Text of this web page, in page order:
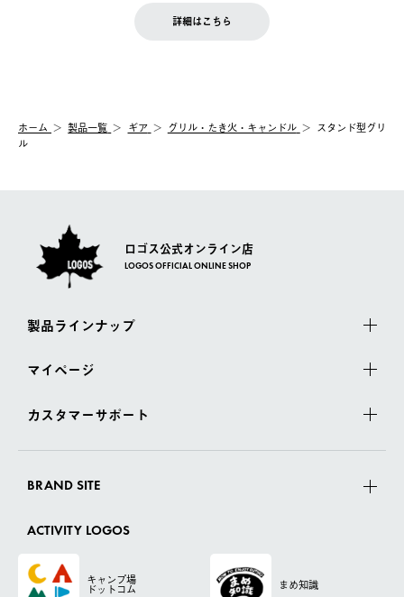
【配送業者】
佐川急便にて配送されます。
お客様都合の返品にかかる送料は、お客様ご負担とさせていただ
一度お手元の商品を返品いただき、ご希望商品を再注文してくだ
LOGOS FAMILY会員の方は、会員マイページ内 購入履歴画面に
詳細はこちら
ホーム 製品一覧 ギア グリル・たき火・キャンドル
スタンド型グリ
ル
ロゴス公式オンライン店
LOGOS OFFICIAL ONLINE SHOP
製品ラインナップ
マイページ
カスタマーサポート
BRAND SITE
ACTIVITY LOGOS
キャンプ場
ドットコム まめ知識